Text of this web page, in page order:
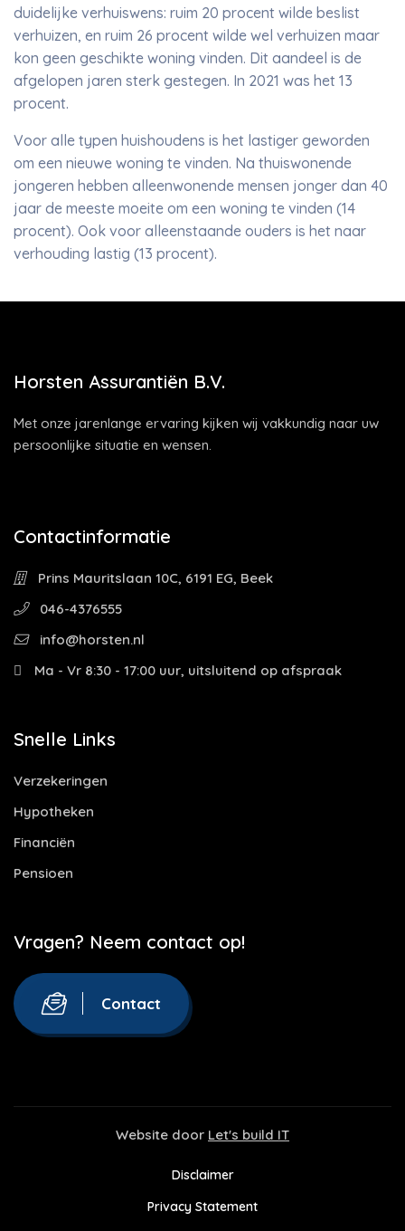
duidelijke verhuiswens: ruim 20 procent wilde beslist
verhuizen, en ruim 26 procent wilde wel verhuizen maar
kon geen geschikte woning vinden. Dit aandeel is de
afgelopen jaren sterk gestegen. In 2021 was het 13
procent.
Voor alle typen huishoudens is het lastiger geworden
om een nieuwe woning te vinden. Na thuiswonende
jongeren hebben alleenwonende mensen jonger dan 40
jaar de meeste moeite om een woning te vinden (14
procent). Ook voor alleenstaande ouders is het naar
verhouding lastig (13 procent).
Horsten Assurantiën B.V.
Met onze jarenlange ervaring kijken wij vakkundig naar uw
persoonlijke situatie en wensen.
Contactinformatie
Prins Mauritslaan 10C, 6191 EG, Beek
046-4376555
info@horsten.nl
Ma - Vr 8:30 - 17:00 uur, uitsluitend op afspraak
Snelle Links
Verzekeringen
Hypotheken
Financiën
Pensioen
Vragen? Neem contact op!
Contact
Website door Let's build IT
Disclaimer
Privacy Statement